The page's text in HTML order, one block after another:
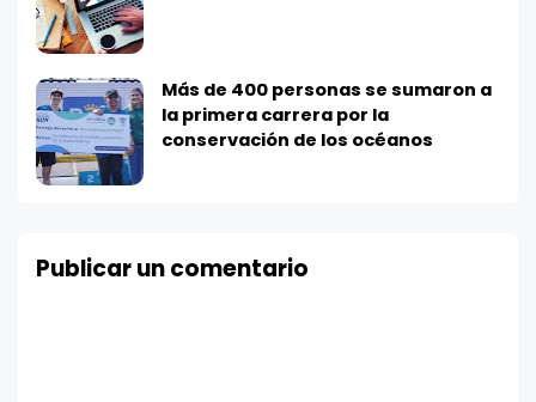
Más de 400 personas se sumaron a
la primera carrera por la
conservación de los océanos
Publicar un comentario